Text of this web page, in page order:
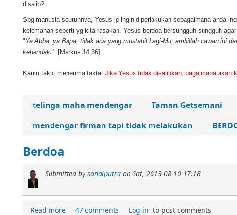
disalib?
Sbg manusia seutuhnya, Yesus jg ingin diperlakukan sebagaimana anda
kelemahan seperti yg kita rasakan. Yesus berdoa bersungguh-sungguh
"Ya Abba, ya Bapa, tidak ada yang mustahil bagi-Mu, ambillah cawan ini
kehendaki." [Markus 14:36]
Kamu takut menerima fakta: Jika Yesus tidak disalibkan, bagaimana akan
telinga maha mendengar Taman Getsemani
mendengar firman tapi tidak melakukan
Berdoa
Submitted by sandiputra on Sat, 2013-08-10 17:18
Read more 47 comments Log in to post comments